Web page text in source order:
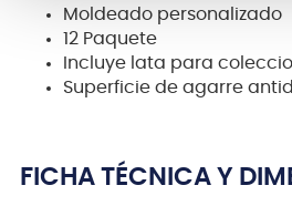
Moldeado personalizado
12 Paquete
Incluye lata para
Superficie de agarre
FICHA TÉCNICA Y